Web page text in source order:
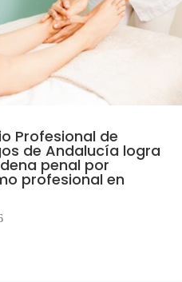
Profesional de
de Andalucía logra
penal por
profesional en